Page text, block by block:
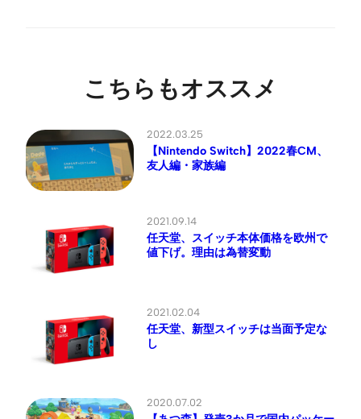
こちらもオススメ
2022.03.25
【Nintendo Switch】2022春CM、
友人編・家族編
2021.09.14
任天堂、スイッチ本体価格を欧州で
値下げ。理由は為替変動
2021.02.04
任天堂、新型スイッチは当面予定な
し
2020.07.02